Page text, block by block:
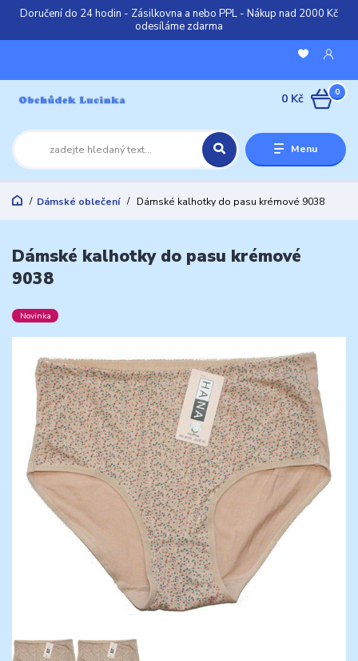
Doručení do 24 hodin - Zásilkovna a nebo PPL - Nákup nad 2000 Kč
odesíláme zdarma
Menu
0
0 Kč
Dámské oblečení Dámské kalhotky do pasu krémové 9038
Dámské kalhotky do pasu krémové
9038
Novinka